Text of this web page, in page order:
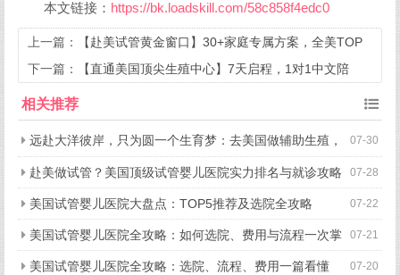
本文链接： https://bk.loadskill.com/58c858f4edc0
上一篇：
【赴美试管黄金窗口】30+家庭专属方案，全美TOP
生殖中心直联，周期灵活排期快
下一篇：
【直通美国顶尖生殖中心】7天启程，1对1中文陪
诊，解锁高阶试管方案
相关推荐
07-30
远赴大洋彼岸，只为圆一个生育梦：去美国做辅助生殖，
究竟好在哪？ 07-28
赴美做试管？美国顶级试管婴儿医院实力排名与就诊攻略
07-22
美国试管婴儿医院大盘点：TOP5推荐及选院全攻略
07-21
美国试管婴儿医院全攻略：如何选院、费用与流程一次掌
握 07-20
美国试管婴儿医院全攻略：选院、流程、费用一篇看懂